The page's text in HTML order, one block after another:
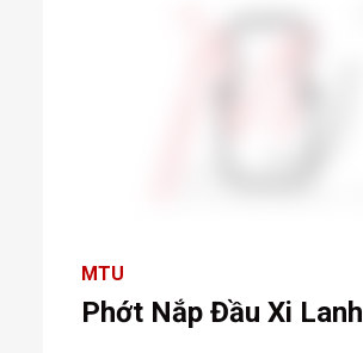
MTU
Phớt Nắp Đầu Xi Lanh